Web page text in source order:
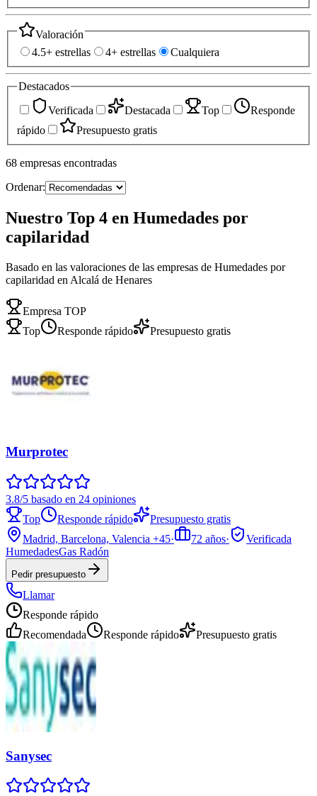
Valoración
4.5+ estrellas
4+ estrellas Cualquiera
Destacados
Verificada
Destacada Top
Responde
rápido
Presupuesto gratis
68 empresas encontradas
Ordenar:
Nuestro Top 4 en Humedades por
capilaridad
Basado en las valoraciones de las empresas de Humedades por
capilaridad en Alcalá de Henares
Empresa TOP
Top
Responde rápido Presupuesto gratis
Murprotec
3.8/5 basado en 24 opiniones
Top
Responde rápido
Presupuesto gratis
Madrid, Barcelona, Valencia +45· 72 años·
Verificada
HumedadesGas Radón
Pedir presupuesto
Llamar
Responde rápido
Recomendada
Responde rápido Presupuesto gratis
Sanysec